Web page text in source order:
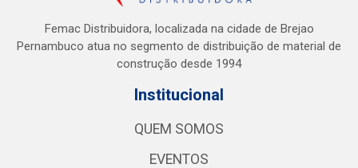
Femac Distribuidora, localizada na cidade de Brejao
Pernambuco atua no segmento de distribuição de material de
construção desde 1994
Institucional
QUEM SOMOS
EVENTOS